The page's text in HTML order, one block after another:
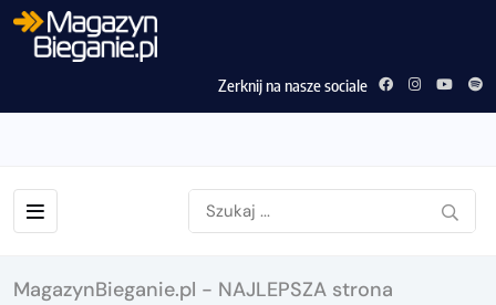
Zerknij na nasze sociale
MagazynBieganie.pl - NAJLEPSZA strona